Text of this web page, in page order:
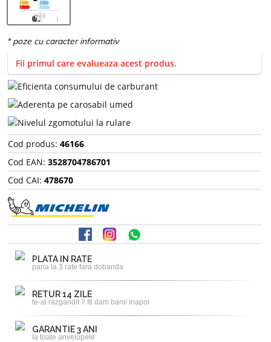
Fii primul care evalueaza acest produs.
Cod produs: 46166
Cod EAN: 3528704786701
Cod CAI: 478670
PLATA IN RATE
pana la 3 rate fara dobanda
RETUR 14 ZILE
te-ai razgandit ? Iti dam banii inapoi
GARANTIE 3 ANI
la toate anvelopele